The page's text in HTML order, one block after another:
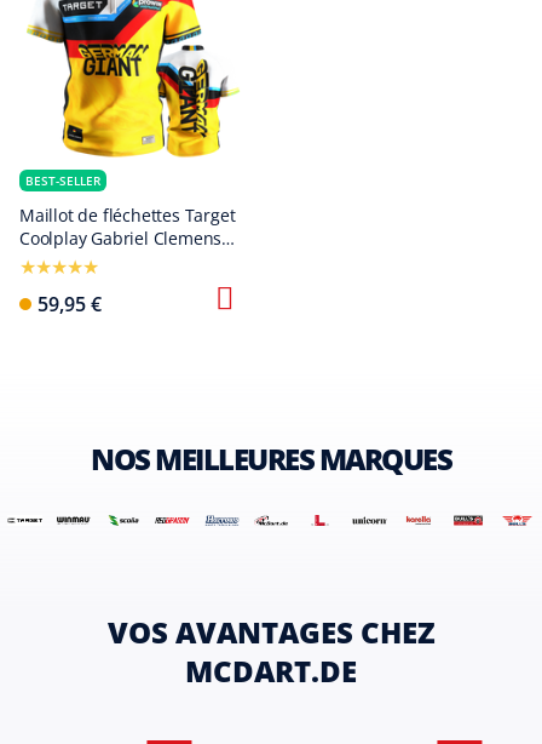
BEST-SELLER
Maillot de fléchettes Target
Coolplay Gabriel Clemens
2025
59,95 €
NOS MEILLEURES MARQUES
VOS AVANTAGES CHEZ
MCDART.DE